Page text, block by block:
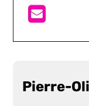
Pierre-